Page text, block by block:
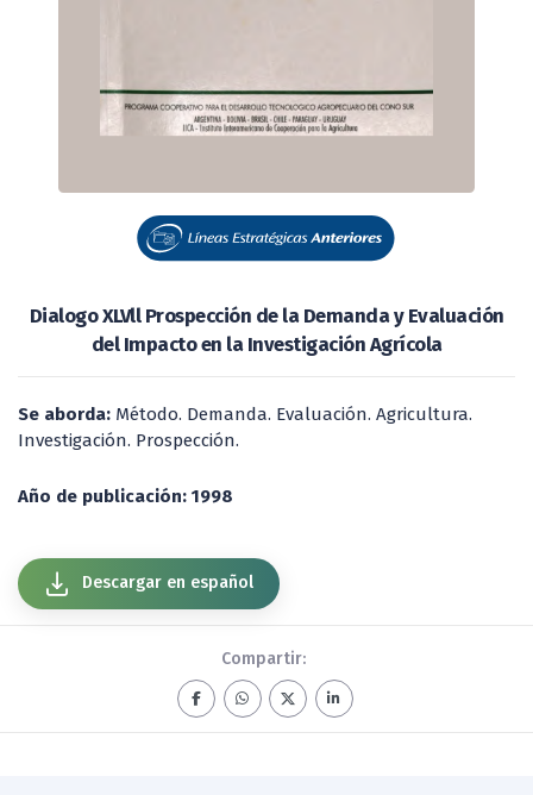
Dialogo XLVll Prospección de la Demanda y Evaluación
del Impacto en la Investigación Agrícola
Se aborda: Método. Demanda. Evaluación. Agricultura.
Investigación. Prospección.
Año de publicación: 1998
Descargar en español
Compartir: